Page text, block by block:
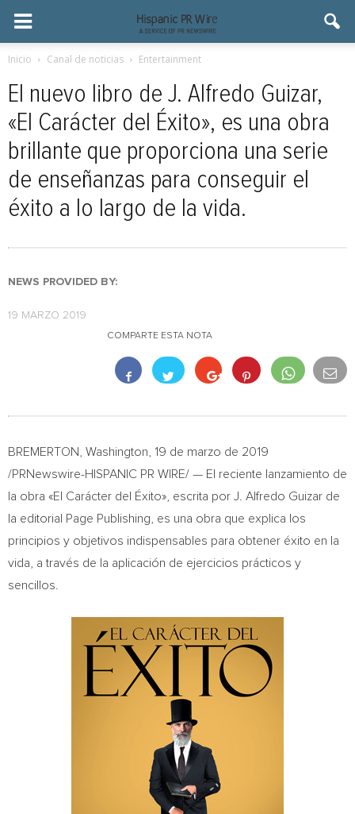
Inicio Canal de noticias Entertainment
El nuevo libro de J. Alfredo Guizar,
«El Carácter del Éxito», es una obra
brillante que proporciona una serie
de enseñanzas para conseguir el
éxito a lo largo de la vida.
NEWS PROVIDED BY:
19 MARZO 2019
COMPARTE ESTA NOTA
BREMERTON, Washington , 19 de marzo de 2019
/PRNewswire-HISPANIC PR WIRE/ — El reciente lanzamiento de
la obra «El Carácter del Éxito», escrita por J. Alfredo Guizar de
la editorial Page Publishing, es una obra que explica los
principios y objetivos indispensables para obtener éxito en la
vida, a través de la aplicación de ejercicios prácticos y
sencillos.